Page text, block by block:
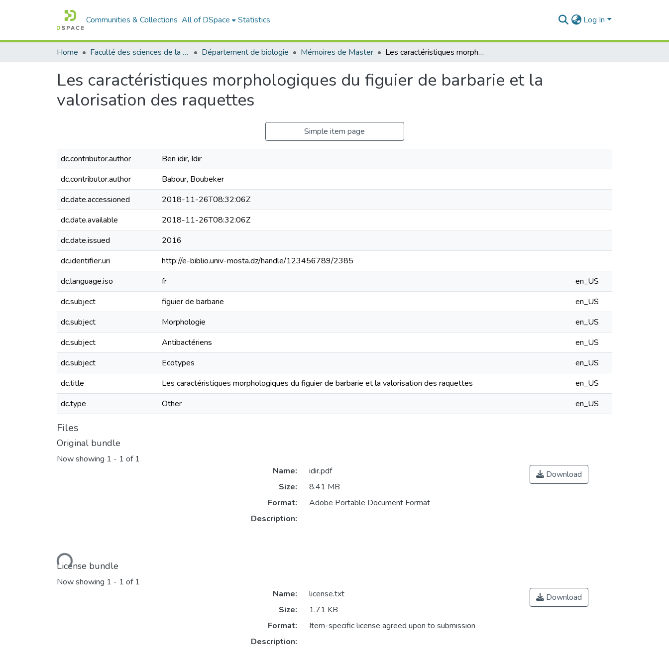
Communities & Collections All of DSpace Statistics Log In
Home Faculté des sciences de la nature et de la vie Département de biologie Mémoires de Master Les caractéristiques morphologiques du figuier de barbarie et la valorisation des raquettes
Les caractéristiques morphologiques du figuier de barbarie et la
valorisation des raquettes
Simple item page
dc.contributor.author
Ben idir, Idir
dc.contributor.author
Babour, Boubeker
dc.date.accessioned
2018-11-26T08:32:06Z
dc.date.available
2018-11-26T08:32:06Z
dc.date.issued
2016
dc.identifier.uri
http://e-biblio.univ-mosta.dz/handle/123456789/2385
dc.language.iso
fr
en_US
dc.subject
figuier de barbarie
en_US
dc.subject
Morphologie
en_US
dc.subject
Antibactériens
en_US
dc.subject
Ecotypes
en_US
dc.title
Les caractéristiques morphologiques du figuier de barbarie et la valorisation des raquettes
en_US
dc.type
Other en_US
Files
Original bundle
Now showing 1 - 1 of 1
Loading...
Name:
idir.pdf
Size:
8.41 MB
Format:
Adobe Portable Document Format
Description:
Download
License bundle
Now showing 1 - 1 of 1
Name:
license.txt
Size:
1.71 KB
Format:
Item-specific license agreed upon to submission
Description:
Download